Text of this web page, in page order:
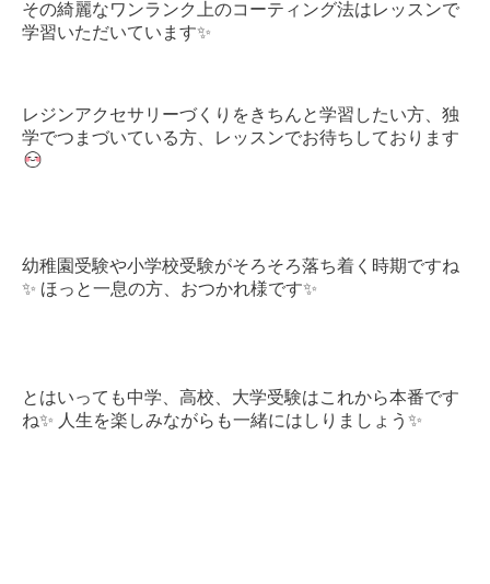
その綺麗なワンランク上のコーティング法はレッスンで
学習いただいています✨
レジンアクセサリーづくりをきちんと学習したい方、独
学でつまづいている方、レッスンでお待ちしております
幼稚園受験や小学校受験がそろそろ落ち着く時期ですね
✨ ほっと一息の方、おつかれ様です✨
とはいっても中学、高校、大学受験はこれから本番です
ね✨ 人生を楽しみながらも一緒にはしりましょう✨